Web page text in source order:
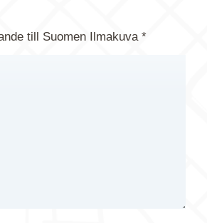
till Suomen Ilmakuva *